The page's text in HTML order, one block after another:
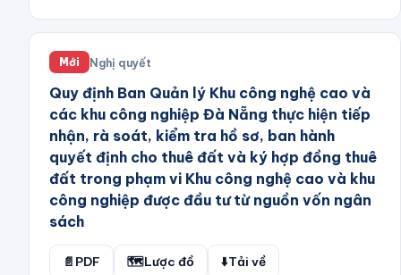
Mới Nghị quyết
Quy định Ban Quản lý Khu công nghệ cao và
các khu công nghiệp Đà Nẵng thực hiện tiếp
nhận, rà soát, kiểm tra hồ sơ, ban hành
quyết định cho thuê đất và ký hợp đồng thuê
đất trong phạm vi Khu công nghệ cao và khu
công nghiệp được đầu tư từ nguồn vốn ngân
sách
📄 PDF 🗺️Lược đồ ⬇️Tải về